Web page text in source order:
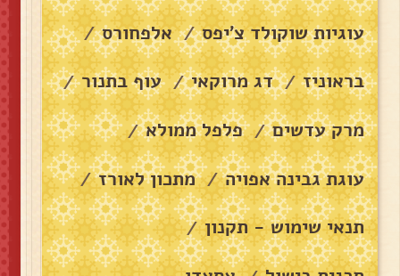
עוגיות שוקולד צ׳יפס / אלפחורס /
בראוניז / דג מרוקאי / עוף בתנור /
מרק עדשים / פלפל ממולא /
עוגת גבינה אפויה / מתכון לאורז /
תנאי שימוש - תקנון /